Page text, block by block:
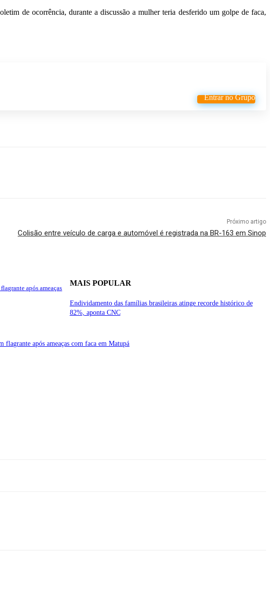
de ocorrência, durante a discussão a mulher teria desferido um golpe de faca,
Entrar no Grupo
Próximo artigo
Colisão entre veículo de carga e automóvel é registrada na BR-163 em Sinop
após ameaças
MAIS POPULAR
Endividamento das famílias brasileiras atinge recorde histórico de
82%, aponta CNC
flagrante após ameaças com faca em Matupá